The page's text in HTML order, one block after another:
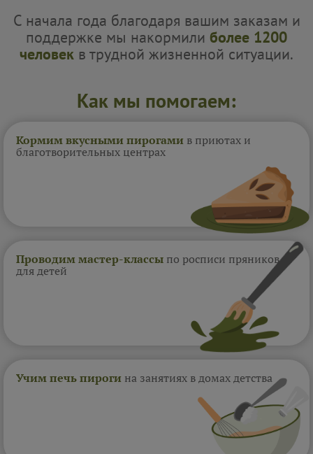
С начала года благодаря вашим заказам и
поддержке мы накормили более 1200
человек в трудной жизненной ситуации.
Как мы помогаем:
Кормим вкусными пирогами в приютах и
благотворительных центрах
Проводим мастер-классы по росписи пряников
для детей
Учим печь пироги на занятиях в домахдетства